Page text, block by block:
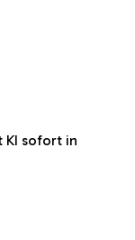
KI sofort in